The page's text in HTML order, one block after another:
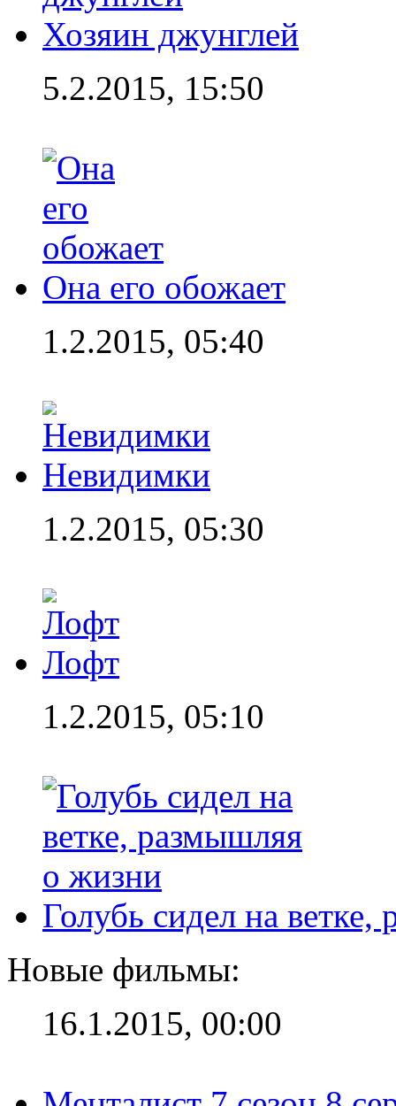
Хозяин джунглей
5.2.2015, 15:50
Она его обожает
1.2.2015, 05:40
Невидимки
1.2.2015, 05:30
Лофт
1.2.2015, 05:10
Голубь сидел на
Новые фильмы:
16.1.2015, 00:00